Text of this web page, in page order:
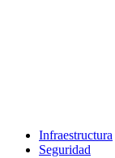
Infraestructura
Seguridad